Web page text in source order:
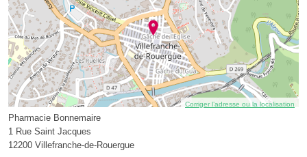
Corriger l’adresse ou la localisation
Pharmacie Bonnemaire
1 Rue Saint Jacques
12200 Villefranche-de-Rouergue